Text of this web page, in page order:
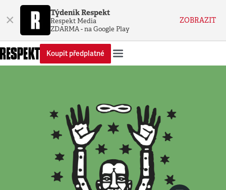
× Týdeník Respekt
Respekt Media
ZDARMA - na Google Play
ZOBRAZIT
Koupit předplatné